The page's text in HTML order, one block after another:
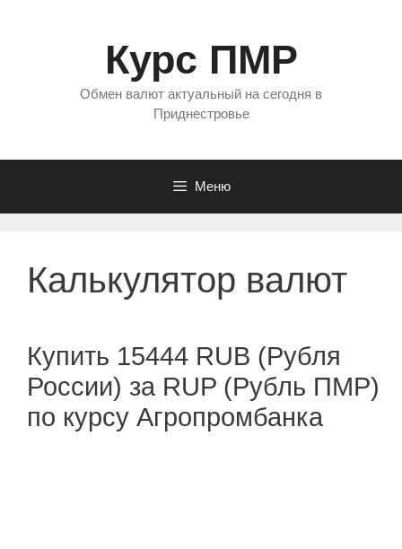
Курс ПМР
Обмен валют актуальный на сегодня в
Приднестровье
Меню
Калькулятор валют
Купить 15444 RUB (Рубля
России) за RUP (Рубль ПМР)
по курсу Агропромбанка